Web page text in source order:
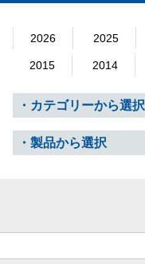
2026 2025
2015 2014
・カテゴリーから選択
・製品から選択